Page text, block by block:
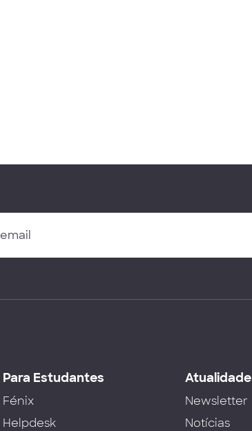
Para Estudantes
Fénix
Helpdesk
Atualidade
Newsletter
Notícias